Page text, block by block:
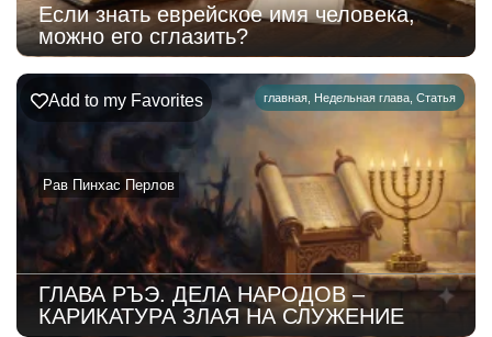
Если знать еврейское имя человека,
можно его сглазить?
главная Недельная глава Статья
Рав Пинхас Перлов
Add to my Favorites
ГЛАВА РЪЭ. ДЕЛА НАРОДОВ –
КАРИКАТУРА ЗЛАЯ НА СЛУЖЕНИЕ